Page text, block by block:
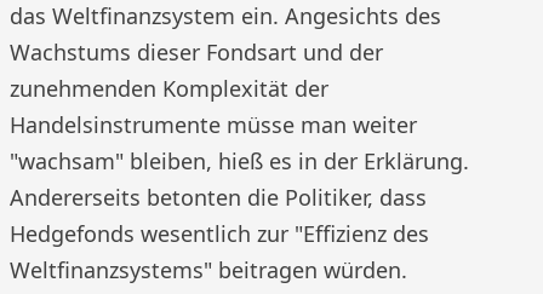
das Weltfinanzsystem ein. Angesichts des
Wachstums dieser Fondsart und der
zunehmenden Komplexität der
Handelsinstrumente müsse man weiter
"wachsam" bleiben, hieß es in der Erklärung.
Andererseits betonten die Politiker, dass
Hedgefonds wesentlich zur "Effizienz des
Weltfinanzsystems" beitragen würden.